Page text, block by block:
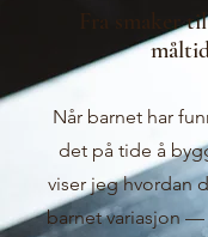
Fra smaker
Når barnet har
det på tide å
viser jeg hvordan
barnet variasjon —